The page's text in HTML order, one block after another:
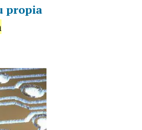
propia